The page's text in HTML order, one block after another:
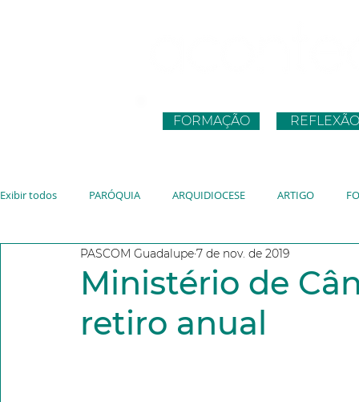
FORMAÇÃO REFLEXÃO
Exibir todos PARÓQUIA ARQUIDIOCESE ARTIGO
JUVENTUDE VATICANO JMJ
Ministério de
retiro anual
PASCOM Guadalupe7 de nov. de 2019